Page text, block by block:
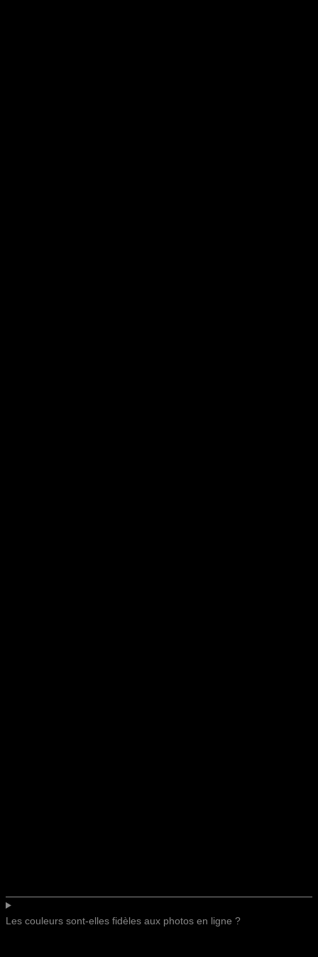
Les couleurs sont-elles fidèles aux photos en ligne ?